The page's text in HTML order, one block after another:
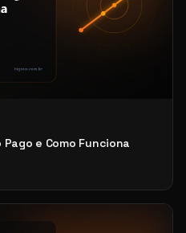
e Como Funciona